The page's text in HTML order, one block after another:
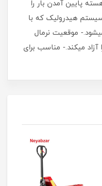
پایین آمدن بار را
کنترل سیستم هیدرولیک که با
موقعیت نرمال
میکند.- مناسب برای